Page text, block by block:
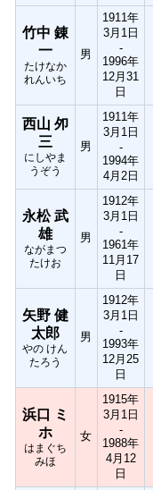
竹中 錬
一
たけなか
れんいち
男
1911年
3月1日
-
1996年
12月31
日
西山 夘
三
にしやま
うぞう
男
1911年
3月1日
-
1994年
4月2日
永松 武
雄
ながまつ
たけお
男
1912年
3月1日
-
1961年
11月17
日
矢野 健
太郎
やの けん
たろう
男
1912年
3月1日
-
1993年
12月25
日
浜口 ミ
ホ
はまぐち
みほ
女
1915年
3月1日
-
1988年
4月12
日